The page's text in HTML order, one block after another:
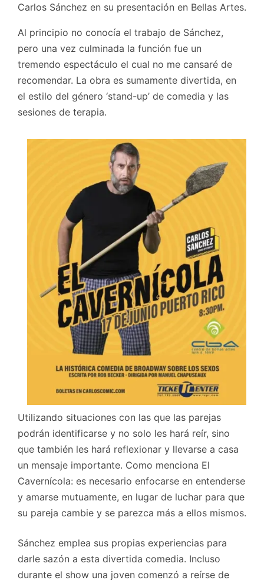
Carlos Sánchez en su presentación en Bellas Artes.
Al principio no conocía el trabajo de Sánchez,
pero una vez culminada la función fue un
tremendo espectáculo el cual no me cansaré de
recomendar. La obra es sumamente divertida, en
el estilo del género ‘stand-up’ de comedia y las
sesiones de terapia.
Utilizando situaciones con las que las parejas
podrán identificarse y no solo les hará reír, sino
que también les hará reflexionar y llevarse a casa
un mensaje importante. Como menciona El
Cavernícola: es necesario enfocarse en entenderse
y amarse mutuamente, en lugar de luchar para que
su pareja cambie y se parezca más a ellos mismos.
Sánchez emplea sus propias experiencias para
darle sazón a esta divertida comedia. Incluso
durante el show una joven comenzó a reírse de